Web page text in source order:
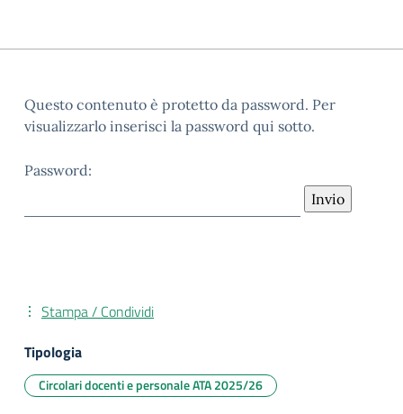
Questo contenuto è protetto da password. Per
visualizzarlo inserisci la password qui sotto.
Password:
Stampa / Condividi
Tipologia
Circolari docenti e personale ATA 2025/26